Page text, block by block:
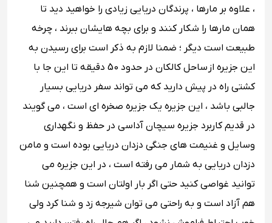
، علاوه بر مارها ، پرندگان دریایی زیادی را خواهید دید تا
همان مارها را شکار کنند و برای بچه هایشان ببرند ، چرخه
طبیعت است دیگر ؛ ضمنا لازم به ذکر است برای رسیدن به
این جزیره از ساحل کالکان در حدود 50 دقیقه تا این جا با
کشتی راه در پیش دارید که می تواند سفر دریایی بسیار
جالبی باشد ، این جزیره یک جزیره صخره ای است ، می گویند
در قدیم کاربرد جزیره سیچان آداسی در حفظ و نگهداری
وسایل و غنیمت های جنگی دزدان دریایی بوده است و مامن
دزدان دریایی به شمار می رفته است ، در این جزیره می
توانید غواصی کنید حتی اگر بار اولتان است و همچنین شنا
هم آزاد است و به راحتی می توان شیرجه زد و شنا کرد ولی